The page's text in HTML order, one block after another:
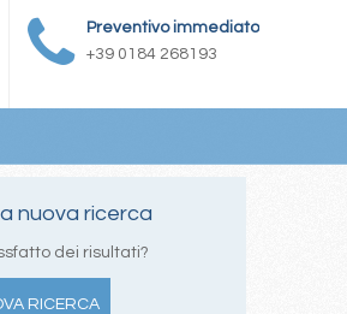
Preventivo immediato
+39 0184 268193
nuova ricerca
dei risultati?
RICERCA